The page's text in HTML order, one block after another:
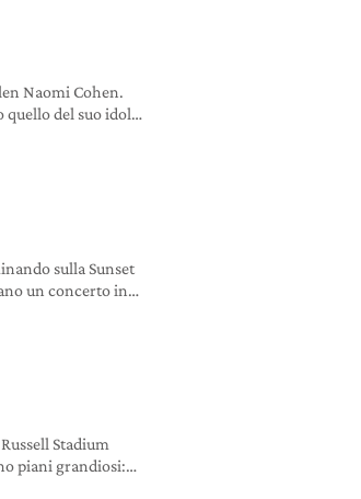
Naomi Cohen.
quello del suo idolo
degli anni 20 e
sulla Sunset
un concerto in
di una donna
Stadium
piani grandiosi: